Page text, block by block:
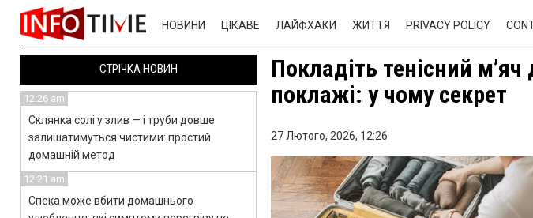
НОВИНИ ЦІКАВЕ ЛАЙФХАКИ ЖИТТЯ PRIVACY POLICY
Покладіть тенісний м’яч
поклажі: у чому секрет
27 Лютого, 2026, 12:26
СТРІЧКА НОВИН
12:26 am
Склянка солі у злив — і труби довше
залишатимуться чистими: простий
домашній метод
12:21 am
Спека може вбити домашнього